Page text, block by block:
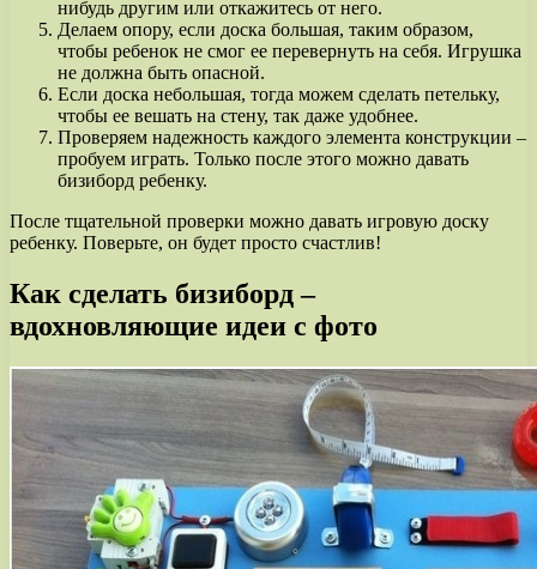
нибудь другим или откажитесь от него.
Делаем опору, если доска большая, таким образом,
чтобы ребенок не смог ее перевернуть на себя. Игрушка
не должна быть опасной.
Если доска небольшая, тогда можем сделать петельку,
чтобы ее вешать на стену, так даже удобнее.
Проверяем надежность каждого элемента конструкции –
пробуем играть. Только после этого можно давать
бизиборд ребенку.
После тщательной проверки можно давать игровую доску
ребенку. Поверьте, он будет просто счастлив!
Как сделать бизиборд –
вдохновляющие идеи с фото